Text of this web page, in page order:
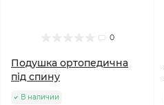
0
Подушка ортопедична
під спину
В наличии